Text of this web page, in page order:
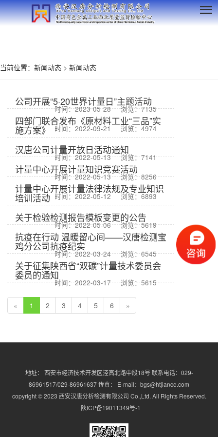
当前位置： 新闻动态 > 新闻动态
公司开展“5·20世界计量日”主题活动
时间：2023-05-28 浏览：7135
四部门联合发布《原材料工业“三品”实
施方案》 时间：2022-09-21 浏览：4974
汉唐公司计量开放日活动通知
时间：2022-05-13 浏览：7141
计量中心开展计量知识竞赛活动
时间：2022-05-13 浏览：8256
计量中心开展计量法律法规及专业知识
培训活动 时间：2022-05-12 浏览：6893
关于检验检测报告模板变更的公告
时间：2022-05-06 浏览：5619
抗疫在行动 温暖留心间——汉唐检测宝
鸡分公司抗疫纪实
时间：2022-03-24 浏览：6545
关于征集陕西省“双碳”计量技术委员会
委员的通知
时间：2022-03-17 浏览：5615
« 1 2 3 4 5 6 »
地址： 西安市经济技术开发区泾高北路中段18号 联系电话：029-
86961517/029-86961637 传真： E-mail：bgs@htjiance.com
copyright © 2023 西安汉唐分析检测有限公司 Co.,Ltd. All Rights Reserved.
陕ICP备19011349号-1